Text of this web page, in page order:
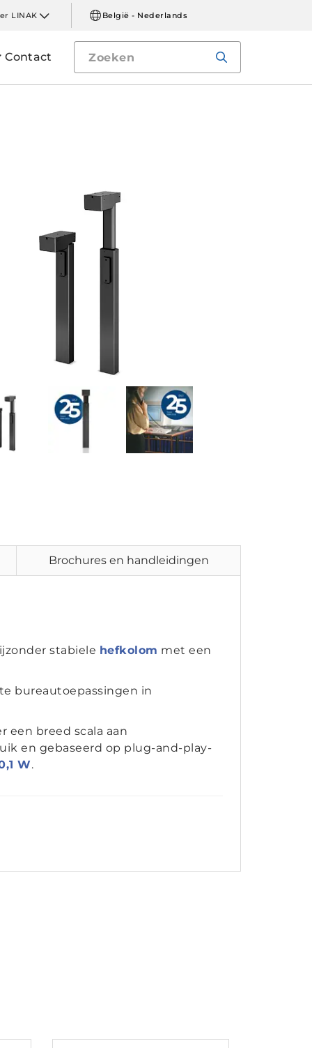
LINAK België - Nederlands
Contact
Brochures en handleidingen
stabiele hefkolom met een
bureautoepassingen in
een breed scala aan
en gebaseerd op plug-and-play-
W.